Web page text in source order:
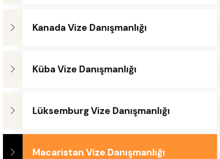
Kanada Vize Danışmanlığı
Küba Vize Danışmanlığı
Lüksemburg Vize Danışmanlığı
Macaristan Vize Danışmanlığı